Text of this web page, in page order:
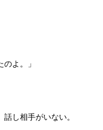
よ。」
し相手がいない。